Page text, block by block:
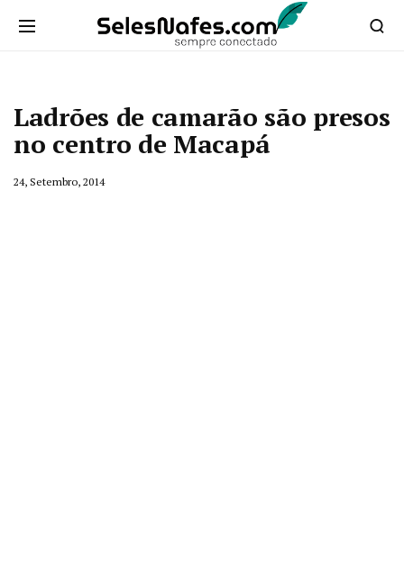
Ladrões de camarão são presos
no centro de Macapá
24, Setembro, 2014